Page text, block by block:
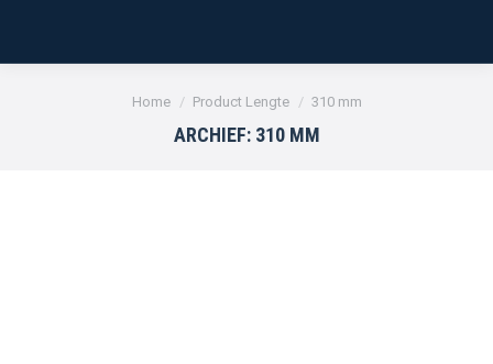
Je bent hier:
Home Product Lengte 310 mm
ARCHIEF: 310 MM